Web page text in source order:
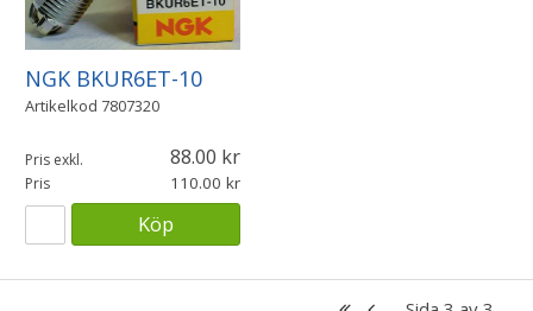
NGK BKUR6ET-10
Artikelkod 7807320
Pris exkl. 88.00
Pris 110.00
Köp